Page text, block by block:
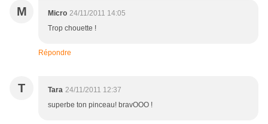
M Micro 24/11/2011 14:05
Trop chouette !
Répondre
T Tara 24/11/2011 12:37
superbe ton pinceau! bravOOO !